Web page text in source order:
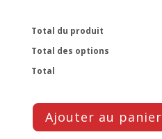
Total du produit
Total des options
Total
Ajouter au panier